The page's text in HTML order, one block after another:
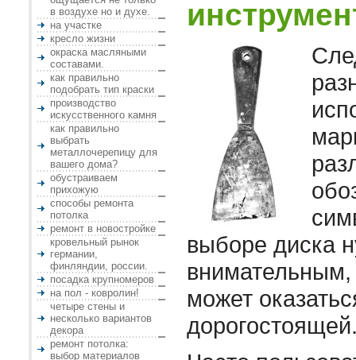
в воздухе но и духе.
на участке
кресло жизни
окраска масляными
составами.
как правильно
подобрать тип краски
производство
искусственного камня
как правильно
выбрать
металлочерепицу для
вашего дома?
обустраиваем
прихожую
способы ремонта
потолка
ремонт в новостройке
кровельный рынок
германии,
финляндии, россии.
посадка крупномеров
на пол - ковролин!
четыре стены и
несколько вариантов
декора
ремонт потолка:
выбор материалов
выборе диска
внимательным,
может